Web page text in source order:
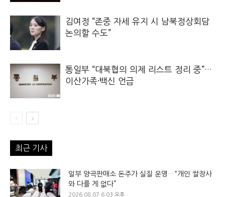
김여정 “존중 자세 유지 시 남북정상회담
논의할 수도”
통일부 “대북협의 의제 리스트 정리 중”…
이산가족·백신 언급
최근 기사
일부 양곡판매소 돈주가 실질 운영…“개인 쌀장사
와 다를 게 없다”
2026.08.07 6:03 오후